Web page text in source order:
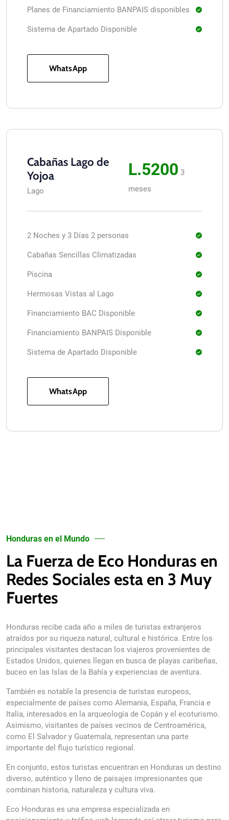
Planes de Financiamiento BANPAIS disponibles
Sistema de Apartado Disponible
WhatsApp
Cabañas Lago de
Yojoa
Lago
L.5200 3
meses
2 Noches y 3 Días 2 personas
Cabañas Sencillas Climatizadas
Piscina
Hermosas Vistas al Lago
Financiamiento BAC Disponible
Financiamiento BANPAIS Disponible
Sistema de Apartado Disponible
WhatsApp
Honduras en el Mundo
La Fuerza de Eco Honduras en
Redes Sociales esta en 3 Muy
Fuertes
Honduras recibe cada año a miles de turistas extranjeros
atraídos por su riqueza natural, cultural e histórica. Entre los
principales visitantes destacan los viajeros provenientes de
Estados Unidos, quienes llegan en busca de playas caribeñas,
buceo en las Islas de la Bahía y experiencias de aventura.
También es notable la presencia de turistas europeos,
especialmente de países como Alemania, España, Francia e
Italia, interesados en la arqueología de Copán y el ecoturismo.
Asimismo, visitantes de países vecinos de Centroamérica,
como El Salvador y Guatemala, representan una parte
importante del flujo turístico regional.
En conjunto, estos turistas encuentran en Honduras un destino
diverso, auténtico y lleno de paisajes impresionantes que
combinan historia, naturaleza y cultura viva.
Eco Honduras es una empresa especializada en